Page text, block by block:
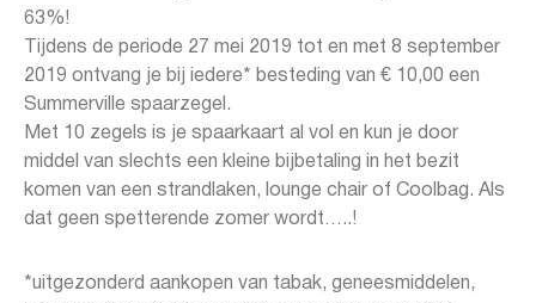
63%!
Tijdens de periode 27 mei 2019 tot en met 8 september
2019 ontvang je bij iedere* besteding van € 10,00 een
Summerville spaarzegel.
Met 10 zegels is je spaarkaart al vol en kun je door
middel van slechts een kleine bijbetaling in het bezit
komen van een strandlaken, lounge chair of Coolbag. Als
dat geen spetterende zomer wordt…..!
*uitgezonderd aankopen van tabak, geneesmiddelen,